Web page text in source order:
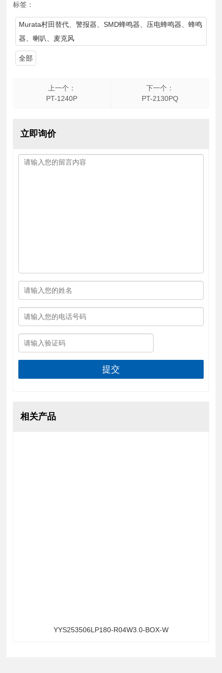
标签：
Murata村田替代、警报器、SMD蜂鸣器、压电蜂鸣器、蜂鸣
器、喇叭、麦克风
全部
上一个：
PT-1240P
下一个：
PT-2130PQ
立即询价
提交
相关产品
YYS253506LP180-R04W3.0-BOX-W